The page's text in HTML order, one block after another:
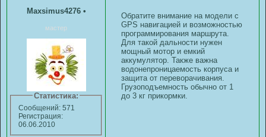
Maxsimus4276 •
мастер
Статистика:
Сообщений: 571
Регистрация:
06.06.2010
Обратите внимание на модели с
GPS навигацией и возможностью
программирования маршрута.
Для такой дальности нужен
мощный мотор и емкий
аккумулятор. Также важна
водонепроницаемость корпуса и
защита от переворачивания.
Грузоподъемность обычно от 1
до 3 кг прикормки.